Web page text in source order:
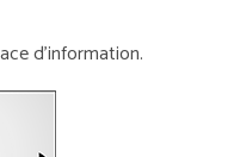
d'information.